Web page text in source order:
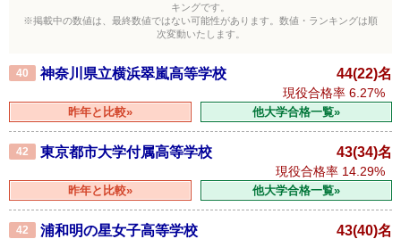
キングです。
※掲載中の数値は、最終数値ではない可能性があります。数値・ランキングは順
次変動いたします。
40 神奈川県立横浜翠嵐高等学校 44(22)名
現役合格率 6.27%
昨年と比較» 他大学合格一覧»
42 東京都市大学付属高等学校 43(34)名
現役合格率 14.29%
昨年と比較» 他大学合格一覧»
42 浦和明の星女子高等学校 43(40)名